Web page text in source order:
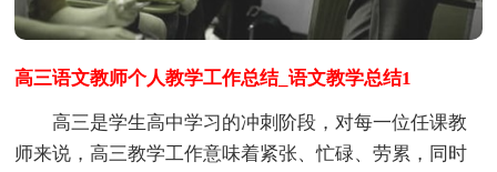
高三语文教师个人教学工作总结_语文教学总结1
高三是学生高中学习的冲刺阶段，对每一位任课教
师来说，高三教学工作意味着紧张、忙碌、劳累，同时